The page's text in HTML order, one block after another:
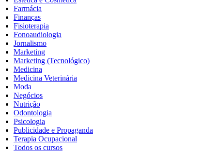
Farmácia
Finanças
Fisioterapia
Fonoaudiologia
Jornalismo
Marketing
Marketing (Tecnológico)
Medicina
Medicina Veterinária
Moda
Negócios
Nutrição
Odontologia
Psicologia
Publicidade e Propaganda
Terapia Ocupacional
Todos os cursos